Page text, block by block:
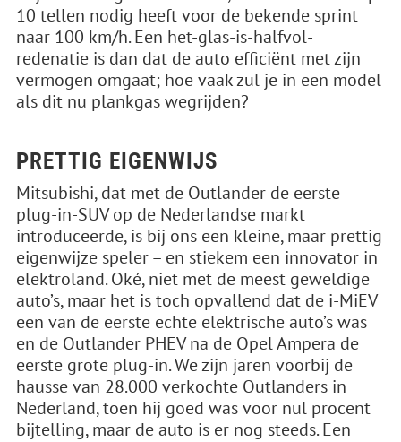
10 tellen nodig heeft voor de bekende sprint
naar 100 km/h. Een het-glas-is-halfvol-
redenatie is dan dat de auto efficiënt met zijn
vermogen omgaat; hoe vaak zul je in een model
als dit nu plankgas wegrijden?
PRETTIG EIGENWIJS
Mitsubishi, dat met de Outlander de eerste
plug-in-SUV op de Nederlandse markt
introduceerde, is bij ons een kleine, maar prettig
eigenwijze speler – en stiekem een innovator in
elektroland. Oké, niet met de meest geweldige
auto’s, maar het is toch opvallend dat de i-MiEV
een van de eerste echte elektrische auto’s was
en de Outlander PHEV na de Opel Ampera de
eerste grote plug-in. We zijn jaren voorbij de
hausse van 28.000 verkochte Outlanders in
Nederland, toen hij goed was voor nul procent
bijtelling, maar de auto is er nog steeds. Een